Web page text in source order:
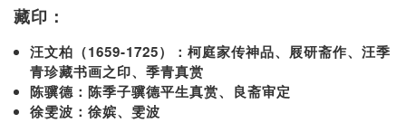
藏印：
汪文柏（1659-1725）：柯庭家传神品、屐研斋作、汪季
青珍藏书画之印、季青真赏
陈骥德：陈季子骥德平生真赏、良斋审定
徐雯波：徐嫔、雯波